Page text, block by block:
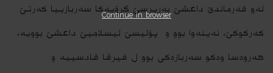
ئه‌و فه‌رماندێ داعشێ به‌رپرسێ گرۆپه‌كا سه‌ربازییا كه‌رتێ
كه‌ركوكێ، نه‌ینه‌وا بوو و پۆلیسێ ئیسلامیێ داعشێ بوویه‌،
هه‌روه‌سا وه‌كو سه‌ربازه‌كى بوو ل فیرقا قادسییه‌ و
Continue in browser